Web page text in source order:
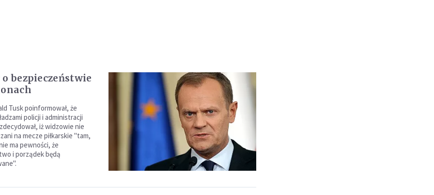
bezpieczeństwie
Tusk poinformował, że
policji i administracji
iż widzowie nie
na mecze piłkarskie "tam,
ma pewności, że
i porządek będą